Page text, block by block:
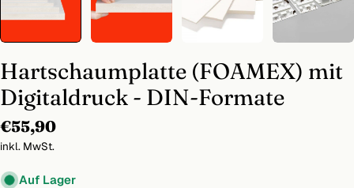
Hartschaumplatte (FOAMEX) mit
Digitaldruck - DIN-Formate
Regulärer
Preis
€55,90
inkl. MwSt.
Auf Lager